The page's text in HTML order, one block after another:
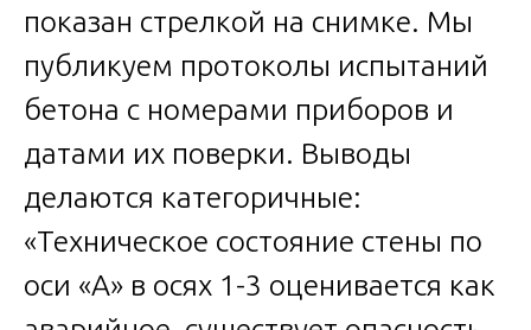
показан стрелкой на снимке. Мы
публикуем протоколы испытаний
бетона с номерами приборов и
датами их поверки. Выводы
делаются категоричные:
«Техническое состояние стены по
оси «А» в осях 1-3 оценивается как